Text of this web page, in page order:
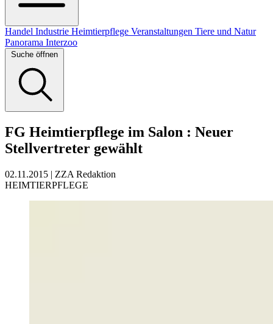
Handel Industrie Heimtierpflege Veranstaltungen Tiere und Natur
Panorama Interzoo
Suche öffnen
FG Heimtierpflege im Salon : Neuer
Stellvertreter gewählt
02.11.2015 | ZZA Redaktion
HEIMTIERPFLEGE